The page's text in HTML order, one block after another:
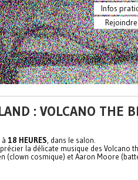
Infos
: VOLCANO THE
18 HEURES, dans le salon.
la délicate musique des
(clown cosmique) et Aaron Moore